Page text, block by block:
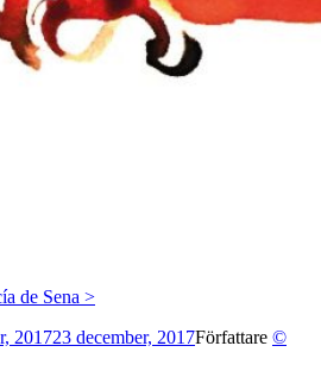
de Sena >
201723 december, 2017Författare ©